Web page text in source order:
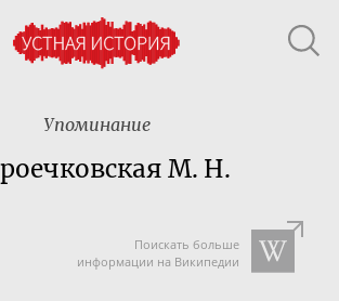
Упоминание
М. Н.
Поискать больше
информации на Википедии